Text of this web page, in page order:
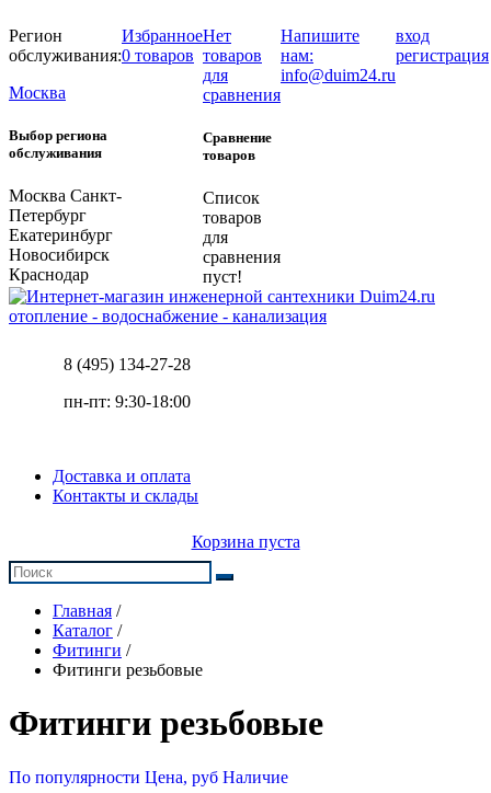
Регион
обслуживания:
Москва
Выбор региона
обслуживания
Москва Санкт-
Петербург
Екатеринбург
Новосибирск
Краснодар
Избранное
0 товаров
Нет
товаров
для
сравнения
Сравнение
товаров
Список
товаров
для
сравнения
пуст!
Напишите
нам:
info@duim24.ru
вход
регистрация
отопление - водоснабжение - канализация
8 (495) 134-27-28
пн-пт: 9:30-18:00
Доставка и оплата
Контакты и склады
Корзина пуста
Главная /
Каталог /
Фитинги /
Фитинги резьбовые
Фитинги резьбовые
По популярности Цена, руб Наличие